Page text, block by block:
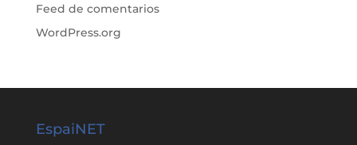
Feed de comentarios
WordPress.org
EspaiNET